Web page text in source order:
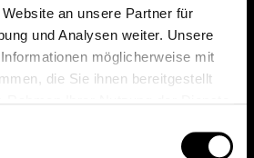
an unsere Partner für
und Analysen weiter. Unsere
möglicherweise mit
die Sie ihnen bereitgestellt
mit 0€ Kontoführung,
und 0€ Depotgebühren bei
0€ Orderspesen.